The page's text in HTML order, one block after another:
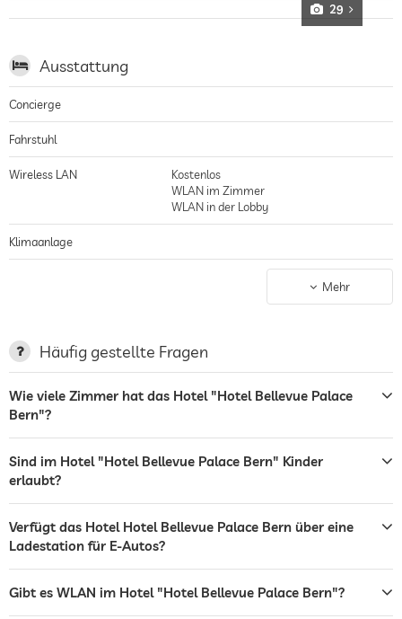
was Hightech-Infrastruktur (ADSL Internet, World Wide Sat TV) zu bieten
hat. Beim Fitness über den Dächern Berns sind Sie nicht nur dem Himmel
neuen BELLEViE Gym sind die grandiosen Aussichten auf die
Bundeshauskuppel, zur Altstadt und zu den majestätischen Gipfeln des
Berner Oberlandes inklusive.
Konferenzen und Bankette in Bern
Veranstaltungen aller Dimensionen und Arten bereit. Von kleinen, intimen
luxuriösen Sälen ist alles dabei. Die Ausstattung entspricht dabei dem 5
Sterne Status des Hotels - vom Projektor mit Leinwand über
Internetzugang via WLAN bis hin zum PC kann alles bereitgestellt werden.
29
Ausstattung
Concierge
Fahrstuhl
Wireless LAN
Kostenlos
WLAN im Zimmer
WLAN in der Lobby
Klimaanlage
Terrasse
Bar
Restaurant
Rezeption
Zimmerservice
Mehr
Häufig gestellte Fragen
Wie viele Zimmer hat das Hotel "Hotel Bellevue Palace
Bern"?
Sind im Hotel "Hotel Bellevue Palace Bern" Kinder
erlaubt?
Verfügt das Hotel Hotel Bellevue Palace Bern über eine
Ladestation für E-Autos?
Gibt es WLAN im Hotel "Hotel Bellevue Palace Bern"?